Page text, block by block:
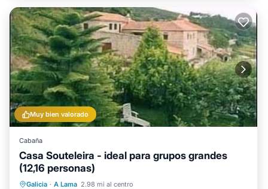
Muy bien valorado
Cabaña
Casa Souteleira - ideal para grupos grandes
(12,16 personas)
Galicia · A Lama 2.98 mi al centro
Frente al mar
Bañera de hidromasaje